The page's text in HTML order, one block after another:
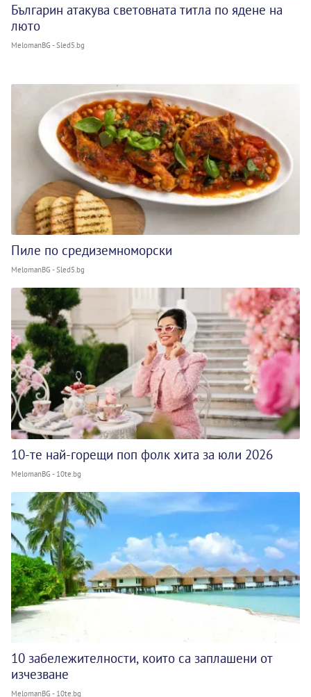
Българин атакува световната титла по ядене на
люто
MelomanBG - Sled5.bg
Пиле по средиземноморски
MelomanBG - Sled5.bg
10-те най-горещи поп фолк хита за юли 2026
MelomanBG - 10te.bg
10 забележителности, които са заплашени от
изчезване
MelomanBG - 10te.bg